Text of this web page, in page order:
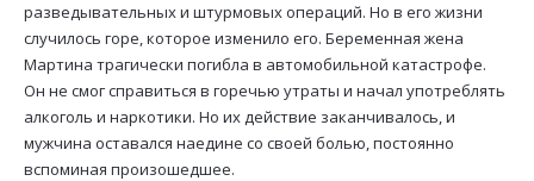
разведывательных и штурмовых операций. Но в его жизни
случилось горе, которое изменило его. Беременная жена
Мартина трагически погибла в автомобильной катастрофе.
Он не смог справиться в горечью утраты и начал употреблять
алкоголь и наркотики. Но их действие заканчивалось, и
мужчина оставался наедине со своей болью, постоянно
вспоминая произошедшее.